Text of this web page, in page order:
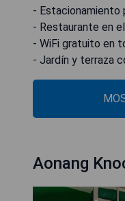
- Estacionamiento
- Restaurante en
- WiFi gratuito en
- Jardín y terraza
Aonang